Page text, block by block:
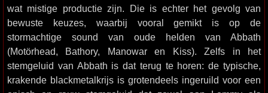
wat mistige productie zijn. Die is echter het gevolg van
bewuste keuzes, waarbij vooral gemikt is op de
stormachtige sound van oude helden van Abbath
(Motörhead, Bathory, Manowar en Kiss). Zelfs in het
stemgeluid van Abbath is dat terug te horen: de typische,
krakende blackmetalkrijs is grotendeels ingeruild voor een